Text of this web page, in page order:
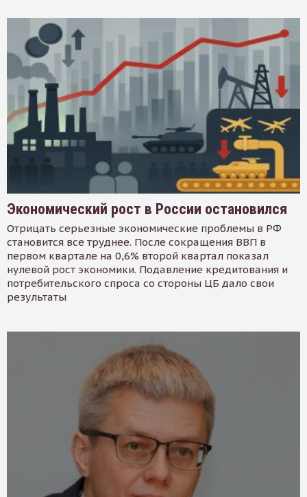
Экономический рост в России остановился
Отрицать серьезные экономические проблемы в РФ
становится все труднее. После сокращения ВВП в
первом квартале на 0,6% второй квартал показал
нулевой рост экономики. Подавление кредитования и
потребительского спроса со стороны ЦБ дало свои
результаты